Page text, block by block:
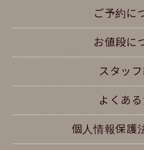
ご予約に
お値段に
スタッ
よくあ
個人情報保護